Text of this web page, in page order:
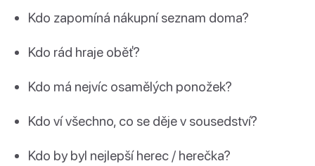
Kdo zapomíná nákupní seznam doma?
Kdo rád hraje oběť?
Kdo má nejvíc osamělých ponožek?
Kdo ví všechno, co se děje v sousedství?
Kdo by byl nejlepší herec / herečka?